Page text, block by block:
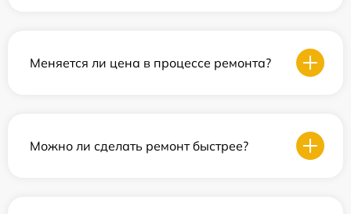
Меняется ли цена в процессе ремонта?
Можно ли сделать ремонт быстрее?